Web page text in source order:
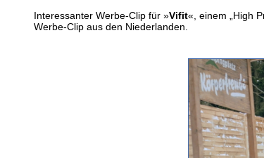
Interessanter Werbe-Clip für »Vifit«, einem „High
Werbe-Clip aus den Niederlanden.